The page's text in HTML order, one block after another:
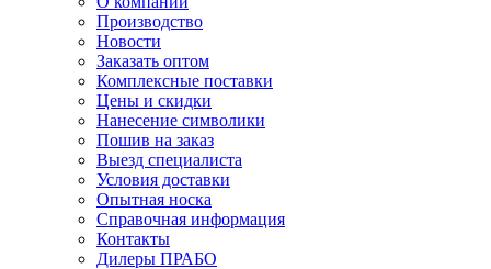
Производство
Новости
Заказать оптом
Комплексные поставки
Цены и скидки
Нанесение символики
Пошив на заказ
Выезд специалиста
Условия доставки
Опытная носка
Справочная информация
Контакты
Дилеры ПРАБО